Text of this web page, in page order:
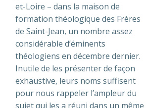
et-Loire – dans la maison de
formation théologique des Frères
de Saint-Jean, un nombre assez
considérable d’éminents
théologiens en décembre dernier.
Inutile de les présenter de façon
exhaustive, leurs noms suffisent
pour nous rappeler l’ampleur du
sujet qui les a réuni dans un même